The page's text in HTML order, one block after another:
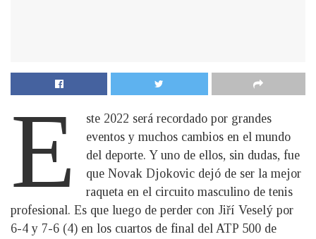
E
ste 2022 será recordado por grandes
eventos y muchos cambios en el mundo
del deporte. Y uno de ellos, sin dudas, fue
que Novak Djokovic dejó de ser la mejor
raqueta en el circuito masculino de tenis
profesional. Es que luego de perder con Jiří Veselý por
6-4 y 7-6 (4) en los cuartos de final del ATP 500 de